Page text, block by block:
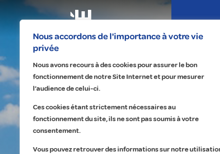
Nous accordons de l'importance à votre vie
privée
Nous avons recours à des cookies pour assurer le bon
fonctionnement de notre Site Internet et pour mesurer
l’audience de celui-ci.
Ces cookies étant strictement nécessaires au
fonctionnement du site, ils ne sont pas soumis à votre
consentement.
Vous pouvez retrouver des informations sur notre
Expertises